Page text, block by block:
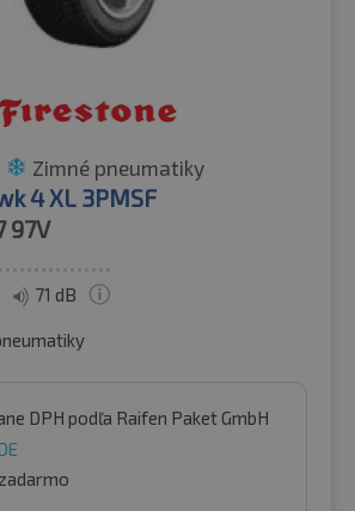
Zimné pneumatiky
4 XL 3PMSF
97V
71 dB
DPH podľa Raifen Paket GmbH